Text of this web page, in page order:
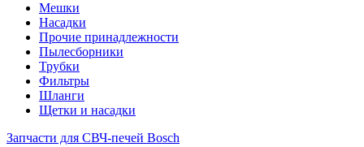
Мешки
Насадки
Прочие принадлежности
Пылесборники
Трубки
Фильтры
Шланги
Щетки и насадки
Запчасти для СВЧ-печей Bosch